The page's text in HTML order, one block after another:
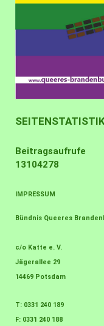
Beitragsaufrufe
13104278
IMPRESSUM
Bündnis Queeres
c/o Katte e. V.
Jägerallee 29
14469 Potsdam
T: 0331 240 189
F: 0331 240 188